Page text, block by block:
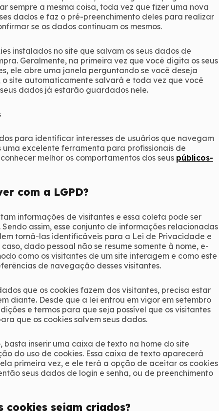
sempre a mesma coisa, toda vez que fizer uma nova
dados e faz o pré-preenchimento deles para realizar
se os dados continuam os mesmos.
instalados no site que salvam os seus dados de
Geralmente, na primeira vez que você digita os seus
ele abre uma janela perguntando se você deseja
site automaticamente salvará e toda vez que você
dados já estarão guardados nele.
para identificar interesses de usuários que navegam
uma excelente ferramenta para profissionais de
melhor os comportamentos dos seus públicos-
com a LGPD?
informações de visitantes e essa coleta pode ser
assim, esse conjunto de informações relacionadas
torná-las identificáveis para a Lei de Privacidade e
dado pessoal não se resume somente à nome, e-
como os visitantes de um site interagem e como este
de navegação desses visitantes.
que os cookies fazem dos visitantes, precisa estar
diante. Desde que a lei entrou em vigor em setembro
e termos para que seja possível que os visitantes
que os cookies salvem seus dados.
basta inserir uma caixa de texto na home do site
do uso de cookies. Essa caixa de texto aparecerá
primeira vez, e ele terá a opção de aceitar os cookies
seus dados de login e senha, ou de preenchimento
cookies sejam criados?